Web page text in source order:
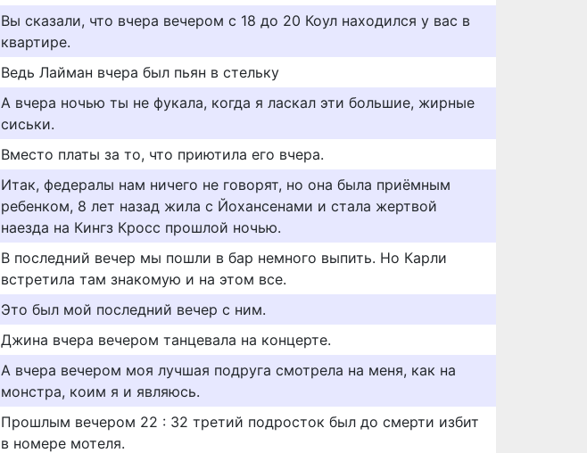
Вы сказали, что вчера вечером с 18 до 20 Коул находился у вас в
квартире.
Ведь Лайман вчера был пьян в стельку
А вчера ночью ты не фукала, когда я ласкал эти большие, жирные
сиськи.
Вместо платы за то, что приютила его вчера.
Итак, федералы нам ничего не говорят, но она была приёмным
ребенком, 8 лет назад жила с Йохансенами и стала жертвой
наезда на Кингз Кросс прошлой ночью.
В последний вечер мы пошли в бар немного выпить. Но Карли
встретила там знакомую и на этом все.
Это был мой последний вечер с ним.
Джина вчера вечером танцевала на концерте.
А вчера вечером моя лучшая подруга смотрела на меня, как на
монстра, коим я и являюсь.
Прошлым вечером 22 : 32 третий подросток был до смерти избит
в номере мотеля.